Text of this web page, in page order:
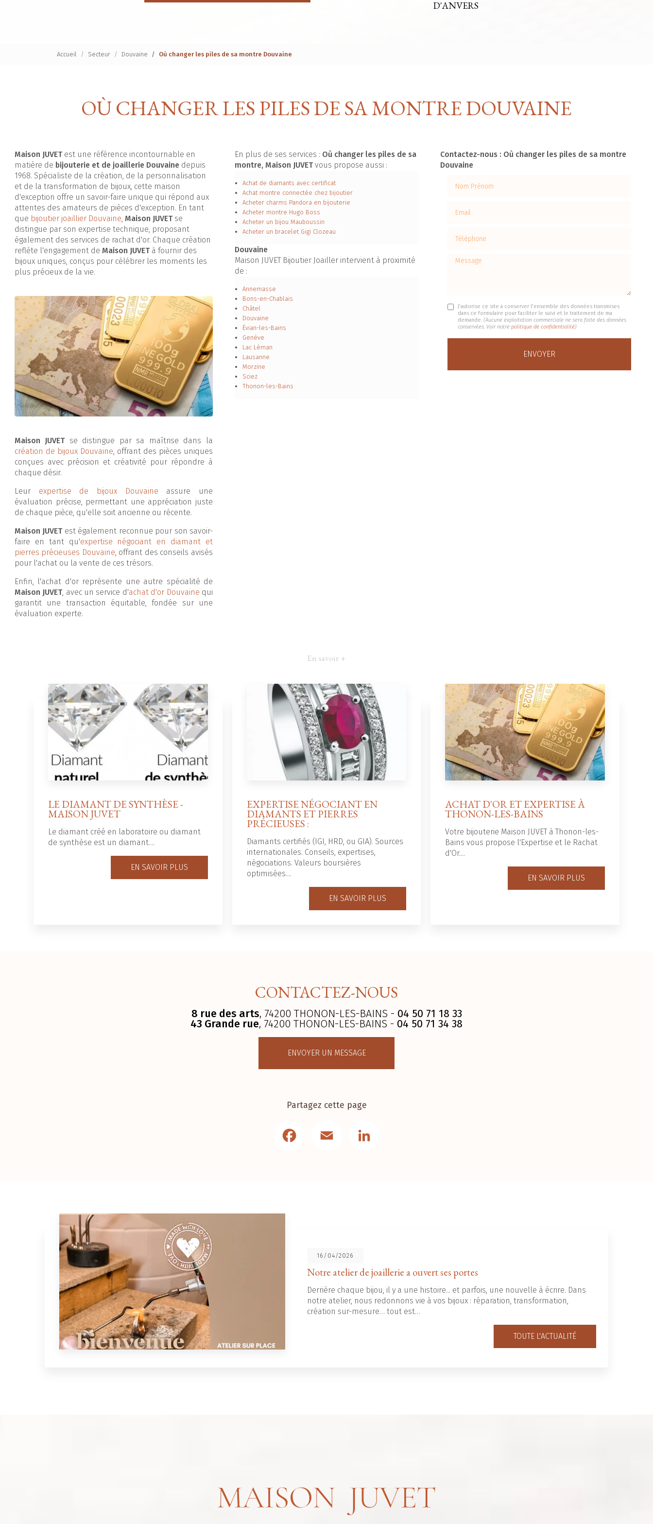
D'ANVERS
Accueil Secteur Douvaine Où changer les piles de sa montre Douvaine
OÙ CHANGER LES PILES DE SA MONTRE DOUVAINE
Maison JUVETest une référence incontournable en
matière de bijouterie et de joaillerie Douvaine depuis
1968. Spécialiste de la création, de la personnalisation
et de la transformation de bijoux, cette maison
d'exception offre un savoir-faire unique qui répond aux
attentes des amateurs de pièces d'exception. En tant
que bijoutier joaillier Douvaine, Maison JUVETse
distingue par son expertise technique, proposant
également des services de rachat d'or. Chaque création
reflète l'engagement de Maison JUVETà fournir des
bijoux uniques, conçus pour célébrer les moments les
plus précieux de la vie.
Maison JUVETse distingue par sa maîtrise dans la
création de bijoux Douvaine , offrant des pièces uniques
conçues avec précision et créativité pour répondre à
chaque désir.
Leur expertise de bijoux Douvaine assure une
évaluation précise, permettant une appréciation juste
de chaque pièce, qu'elle soit ancienne ou récente.
Maison JUVETest également reconnue pour son savoir-
faire en tant qu'expertise négociant en diamant et
pierres précieuses Douvaine , offrant des conseils avisés
pour l'achat ou la vente de ces trésors.
Enfin, l'achat d'or représente une autre spécialité de
Maison JUVET, avec un service d'achat d'or Douvaine qui
garantit une transaction équitable, fondée sur une
évaluation experte.
En plus de ses services : Où changer les piles de sa
montre, Maison JUVETvous propose aussi :
Achat de diamants avec certificat
Achat montre connectée chez bijoutier
Acheter charms Pandora en bijouterie
Acheter montre Hugo Boss
Acheter un bijou Mauboussin
Acheter un bracelet Gigi Clozeau
Douvaine
Maison JUVET Bijoutier Joailler intervient à proximité
de :
Annemasse
Bons-en-Chablais
Châtel
Douvaine
Évian-les-Bains
Genève
Lac Léman
Lausanne
Morzine
Sciez
Thonon-les-Bains
Contactez-nous : Où changer les piles de sa montre
Douvaine
Message
J'autorise ce site à conserver l'ensemble des données transmises
dans ce formulaire pour faciliter le suivi et le traitement de ma
demande. (Aucune exploitation commerciale ne sera faite des données
conservées. Voir notre politique de confidentialité)
En savoir +
LE DIAMANT DE SYNTHÈSE -
MAISON JUVET
Le diamant créé en laboratoire ou diamant
de synthèse est un diamant....
EN SAVOIR PLUS
EXPERTISE NÉGOCIANT EN
DIAMANTS ET PIERRES
PRÉCIEUSES :
Diamants certifiés (IGI, HRD, ou GIA). Sources
internationales. Conseils, expertises,
négociations. Valeurs boursières
optimisées....
EN SAVOIR PLUS
ACHAT D'OR ET EXPERTISE À
THONON-LES-BAINS
Votre bijouterie Maison JUVET à Thonon-les-
Bains vous propose l'Expertise et le Rachat
d'Or....
EN SAVOIR PLUS
CONTACTEZ-NOUS
8 rue des arts, 74200 THONON-LES-BAINS - 04 50 71 18 33
43 Grande rue, 74200 THONON-LES-BAINS - 04 50 71 34 38
ENVOYER UN MESSAGE
Partagez cette page
16/04/2026
Notre atelier de joaillerie a ouvert ses portes
Derrière chaque bijou, il y a une histoire... et parfois, une nouvelle à écrire. Dans
notre atelier, nous redonnons vie à vos bijoux : réparation, transformation,
création sur-mesure… tout est…
TOUTE L'ACTUALITÉ